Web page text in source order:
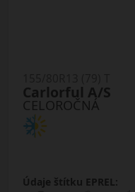
CELOROČNÁ
Carlorful A/S
Údaje štítku EPREL: